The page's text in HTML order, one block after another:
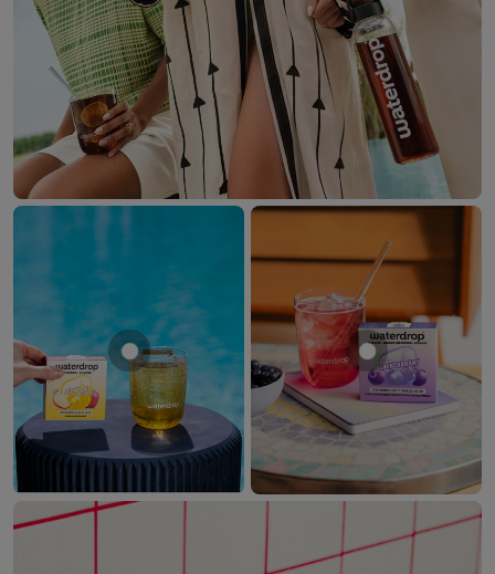
Mostrar producto MANZANAMostrar